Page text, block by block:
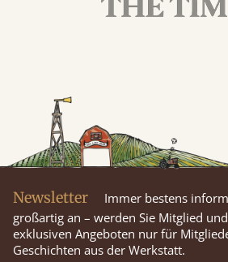
Newsletter
Immer bestens
großartig an – werden Sie Mitglied
exklusiven Angeboten nur für
Geschichten aus der Werkstatt.